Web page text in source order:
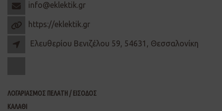
info@eklektik.gr
https://eklektik.gr
Ελευθερίου Βενιζέλου 59, 54631, Θεσσαλονίκη
ΛΟΓΑΡΙΑΣΜΟΣ ΠΕΛΑΤΗ / ΕΙΣΟΔΟΣ
ΚΑΛΑΘΙ